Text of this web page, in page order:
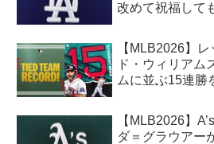
改めて祝福して
【MLB2026】
ド・ウィリアム
ムに並ぶ15連勝
【MLB2026】
ダ＝グラウアー